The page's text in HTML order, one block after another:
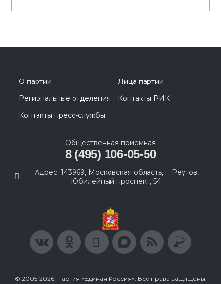
О партии
Лица партии
Региональные отделения
Контакты РИК
Контакты пресс-службы
Общественная приемная
8 (495) 106-05-50
Адрес: 143969, Московская область, г. Реутов,
Юбилейный проспект, 54.
© 2005-2026, Партия «Единая Россия». Все права защищены.